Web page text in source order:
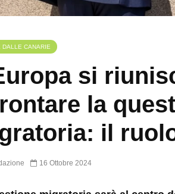
DALLE CANARIE
si
la
il
16 Ottobre 2024